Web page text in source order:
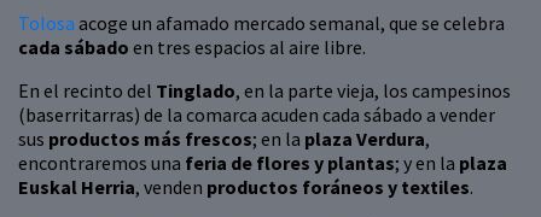
Tolosa acoge un afamado mercado semanal, que se celebra
cada sábado en tres espacios al aire libre.
En el recinto del Tinglado, en la parte vieja, los campesinos
(baserritarras) de la comarca acuden cada sábado a vender
sus productos más frescos; en la plaza Verdura,
encontraremos una feria de flores y plantas; y en la plaza
Euskal Herria, venden productos foráneos y textiles.